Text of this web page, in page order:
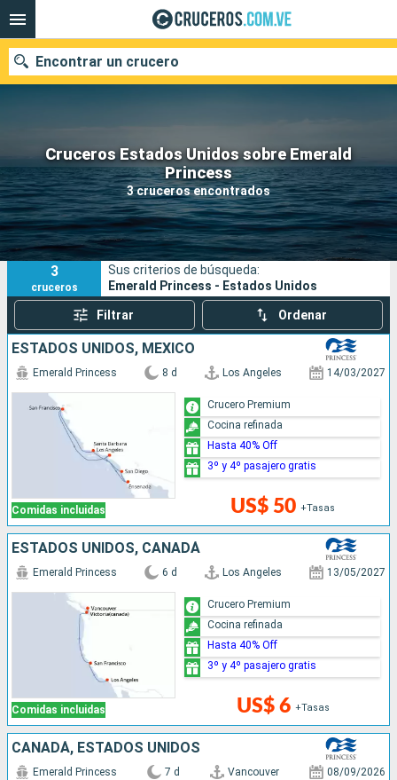
Cruceros Estados Unidos sobre Emerald
Princess
3 cruceros encontrados
Encontrar un crucero
Nuestros destinos
Fecha de salida
Puertos Compañías
Buscar
3
cruceros
Sus criterios de búsqueda:
Emerald Princess - Estados Unidos
Filtrar Ordenar
ESTADOS UNIDOS, MÉXICO
Comidas incluidas
Emerald Princess 8 d Los Angeles 14/03/2027
US$ 50 +Tasas
Crucero Premium
Cocina refinada
Hasta 40% Off
3º y 4º pasajero gratis
ESTADOS UNIDOS, CANADÁ
Comidas incluidas
Emerald Princess 6 d Los Angeles 13/05/2027
US$ 6 +Tasas
Crucero Premium
Cocina refinada
Hasta 40% Off
3º y 4º pasajero gratis
CANADÁ, ESTADOS UNIDOS
Emerald Princess 7 d Vancouver 08/09/2026